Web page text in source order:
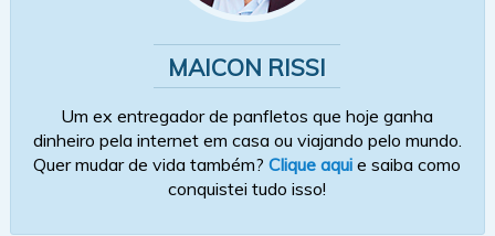
MAICON RISSI
Um ex entregador de panfletos que hoje ganha
dinheiro pela internet em casa ou viajando pelo mundo.
Quer mudar de vida também?Clique aqui e saiba como
conquistei tudo isso!